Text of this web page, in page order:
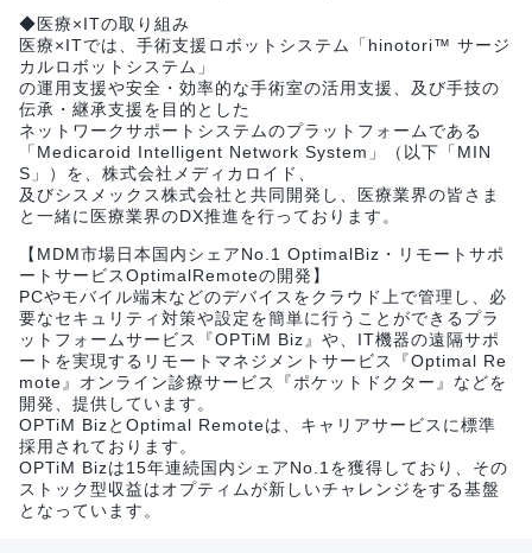
◆医療×ITの取り組み
医療×ITでは、手術支援ロボットシステム「hinotori™ サージ
カルロボットシステム」
の運用支援や安全・効率的な手術室の活用支援、及び手技の
伝承・継承支援を目的とした
ネットワークサポートシステムのプラットフォームである
「Medicaroid Intelligent Network System」（以下「MIN
S」）を、株式会社メディカロイド、
及びシスメックス株式会社と共同開発し、医療業界の皆さま
と一緒に医療業界のDX推進を行っております。
【MDM市場日本国内シェアNo.1 OptimalBiz・リモートサポ
ートサービスOptimalRemoteの開発】
PCやモバイル端末などのデバイスをクラウド上で管理し、必
要なセキュリティ対策や設定を簡単に行うことができるプラ
ットフォームサービス『OPTiM Biz』や、IT機器の遠隔サポ
ートを実現するリモートマネジメントサービス『Optimal Re
mote』オンライン診療サービス『ポケットドクター』などを
開発、提供しています。
OPTiM BizとOptimal Remoteは、キャリアサービスに標準
採用されております。
OPTiM Bizは15年連続国内シェアNo.1を獲得しており、その
ストック型収益はオプティムが新しいチャレンジをする基盤
となっています。